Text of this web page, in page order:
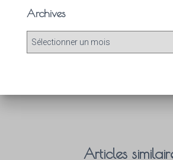
Archives
Articles